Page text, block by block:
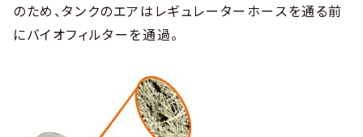
のため、タンクのエアはレギュレーターホースを通る前
にバイオフィルターを通過。